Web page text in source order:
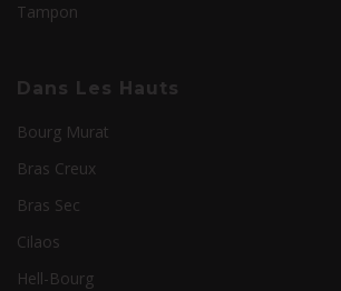
Tampon
Dans Les Hauts
Bourg Murat
Bras Creux
Bras Sec
Cilaos
Hell-Bourg